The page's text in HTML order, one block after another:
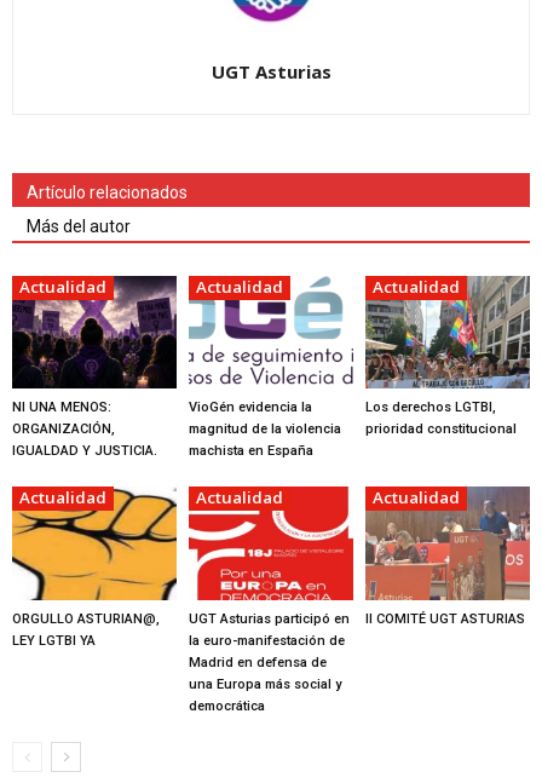
UGT Asturias
Artículo relacionados
Más del autor
Actualidad
NI UNA MENOS:
ORGANIZACIÓN,
IGUALDAD Y JUSTICIA.
Actualidad
VioGén evidencia la
magnitud de la violencia
machista en España
Actualidad
Los derechos LGTBI,
prioridad constitucional
Actualidad
ORGULLO ASTURIAN@,
LEY LGTBI YA
Actualidad
UGT Asturias participó en
la euro-manifestación de
Madrid en defensa de
una Europa más social y
democrática
Actualidad
II COMITÉ UGT ASTURIAS